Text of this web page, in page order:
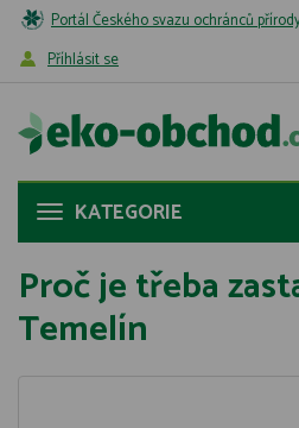
Portál Českého svazu ochránců
Příhlásit se
KATEGORIE
Proč je třeba
Temelín